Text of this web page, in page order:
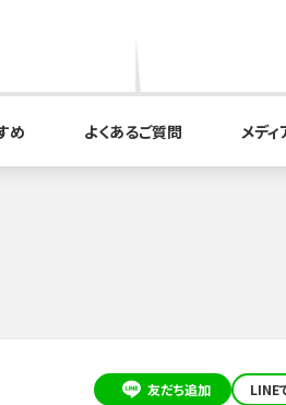
め よくあるご質問 メデ
友だち追加 LINE